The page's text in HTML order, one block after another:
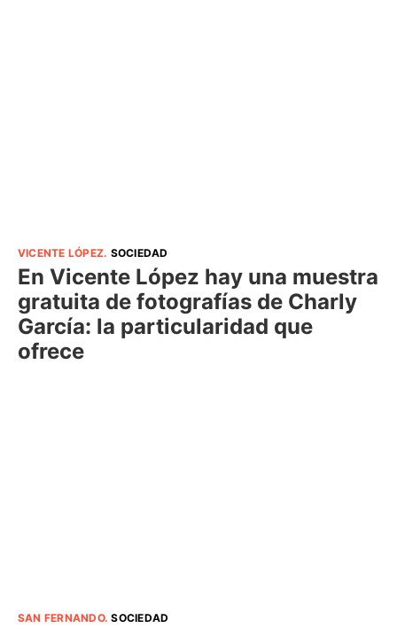
VICENTE LÓPEZ. SOCIEDAD
En Vicente López hay una muestra
gratuita de fotografías de Charly
García: la particularidad que
ofrece
SAN FERNANDO.SOCIEDAD